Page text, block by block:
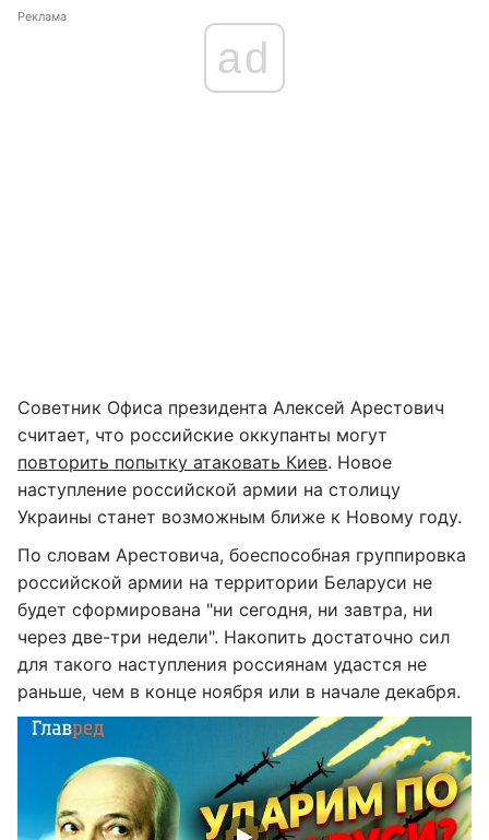
Реклама
ad
Советник Офиса президента Алексей Арестович
считает, что российские оккупанты могут
повторить попытку атаковать Киев. Новое
наступление российской армии на столицу
Украины станет возможным ближе к Новому году.
По словам Арестовича, боеспособная группировка
российской армии на территории Беларуси не
будет сформирована "ни сегодня, ни завтра, ни
через две-три недели". Накопить достаточно сил
для такого наступления россиянам удастся не
раньше, чем в конце ноября или в начале декабря.